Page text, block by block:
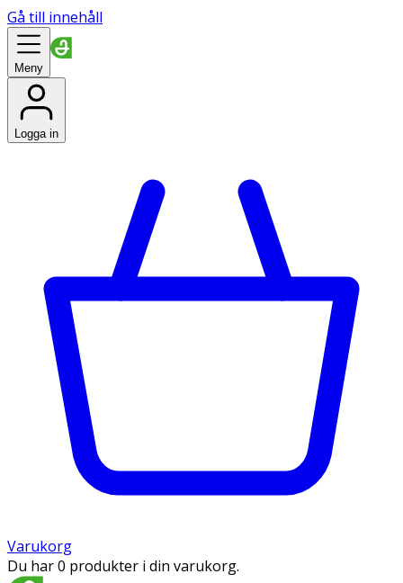
Gå till innehåll
Meny
Logga in
Varukorg
Du har 0 produkter i din varukorg.